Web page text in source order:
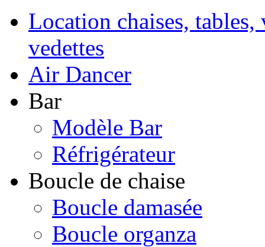
Location chaises,
vedettes
Air Dancer
Bar
Modèle Bar
Réfrigérateur
Boucle de chaise
Boucle damasée
Boucle organza